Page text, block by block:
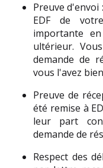
Preuve d'envoi
EDF de
importante
ultérieur.
demande de
vous l'avez
Preuve de
été remise à
leur part
demande de
Respect des